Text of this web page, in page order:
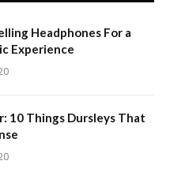
Headphones For a
Experience
10 Things Dursleys That